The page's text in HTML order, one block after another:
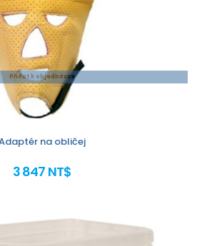
Přidat k objednávce
na obličej
3 847 NT$